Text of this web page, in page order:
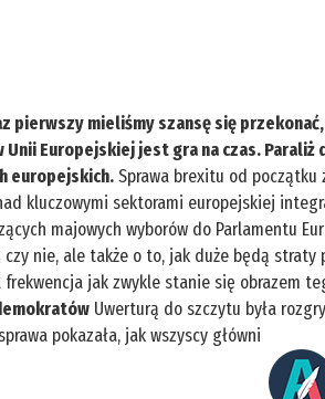
pierwszy mieliśmy szansę się
Unii Europejskiej jest gra na czas.
europejskich.Sprawa brexitu od
kluczowymi sektorami europejskiej
majowych wyborów do Parlamentu
czy nie, ale także o to, jak duże będą
frekwencja jak zwykle stanie się obrazem
Uwerturą do szczytu była
pokazała, jak wszyscy główni